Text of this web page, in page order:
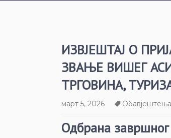
ИЗВЈЕШТАЈ О
ЗВАЊЕ ВИШЕГ
ТРГОВИНА,
март 5, 2026 Обавјештења
Одбрана